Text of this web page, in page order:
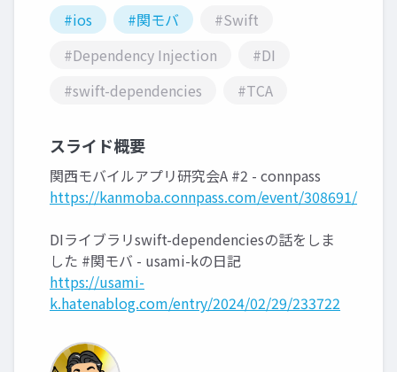
#ios #関モバ
#Swift
#Dependency Injection
#DI
#swift-dependencies
#TCA
スライド概要
関西モバイルアプリ研究会A #2 - connpass
https://kanmoba.connpass.com/event/308691/
DIライブラリswift-dependenciesの話をしま
した #関モバ - usami-kの日記
https://usami-
k.hatenablog.com/entry/2024/02/29/233722